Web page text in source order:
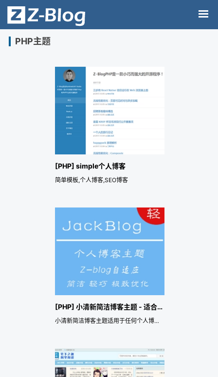
PHP主题
[PHP] simple个人博客
简单模板,个人博客,SEO博客
[PHP] 小清新简洁博客主题 - 适合个人博客的SEO主题
小清新简洁博客主题适用于任何个人博客，精巧、简洁、极致~